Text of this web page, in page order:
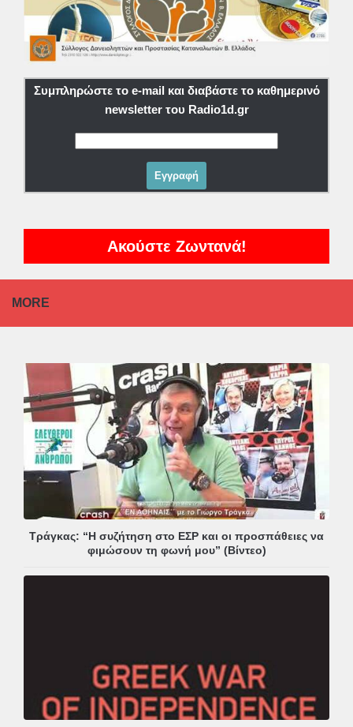
Συμπληρώστε το e-mail και διαβάστε το καθημερινό
newsletter του Radio1d.gr
Ακούστε Ζωντανά!
MORE
Τράγκας: “Η συζήτηση στο ΕΣΡ και οι προσπάθειες να
φιμώσουν τη φωνή μου” (Βίντεο)